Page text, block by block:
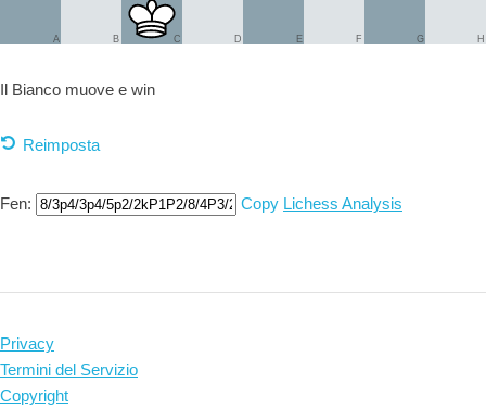
A B C D E F G H
Il Bianco muove e win
Reimposta
Fen: Copy Lichess Analysis
Privacy
Termini del Servizio
Copyright